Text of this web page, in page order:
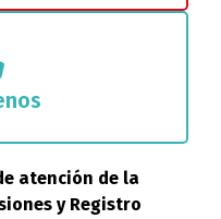
atención de la
y Registro